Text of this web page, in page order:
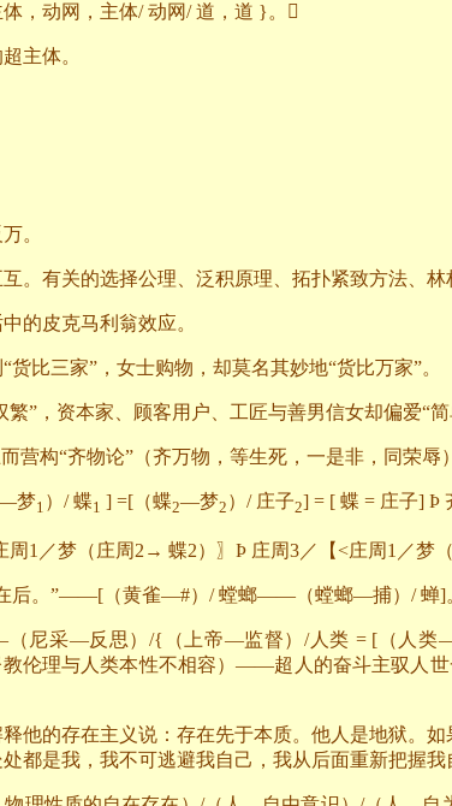
体，动网，主体/动网/道，道 }。
主体。
。
。有关的选择公理、泛积原理、拓扑紧致方法、林
的皮克马利翁效应。
比三家”，女士购物，却莫名其妙地“货比万家”。
繁”，资本家、顾客用户、工匠与善男信女却偏爱“简
营构“齐物论”（齐万物，等生死，一是非，同荣
梦1 ） /蝶1 ] =[ （蝶2—梦2 ） / 庄子2] = [ 蝶 = 庄子] Þ
周 1 ／梦（庄周 2 → 蝶2）〗Þ 庄周3 ／【 <庄周 1 ／梦
后。”——[ （黄雀—#） /螳螂——（螳螂—捕） /蝉]
（尼采—反思）/{ （上帝—监督）/人类 = [ （人类
伦理与人类本性不相容）——超人的奋斗主驭人世
他的存在主义说：存在先于本质。他人是地狱。
都是我，我不可逃避我自己，我从后面重新把握我